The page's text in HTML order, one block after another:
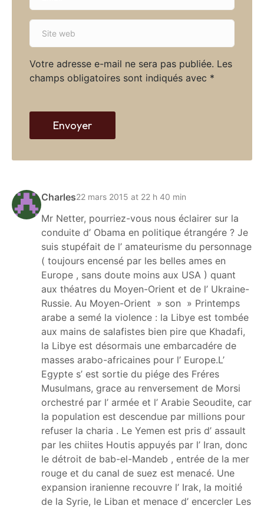
Charles22 mars 2015 at 22 h 40 min
Mr Netter, pourriez-vous nous éclairer sur la
conduite d’ Obama en politique étrangére ? Je
suis stupéfait de l’ amateurisme du personnage
( toujours encensé par les belles ames en
Europe , sans doute moins aux USA ) quant
aux théatres du Moyen-Orient et de l’ Ukraine-
Russie. Au Moyen-Orient » son » Printemps
arabe a semé la violence : la Libye est tombée
aux mains de salafistes bien pire que Khadafi,
la Libye est désormais une embarcadére de
masses arabo-africaines pour l’ Europe.L’
Egypte s’ est sortie du piége des Fréres
Musulmans, grace au renversement de Morsi
orchestré par l’ armée et l’ Arabie Seoudite, car
la population est descendue par millions pour
refuser la charia . Le Yemen est pris d’ assault
par les chiites Houtis appuyés par l’ Iran, donc
le détroit de bab-el-Mandeb , entrée de la mer
rouge et du canal de suez est menacé. Une
expansion iranienne recouvre l’ Irak, la moitié
de la Syrie, le Liban et menace d’ encercler Les
Votre adresse e-mail ne sera pas publiée. Les
champs obligatoires sont indiqués avec *
*
a
l
*
S
e
w
b
Envoyer